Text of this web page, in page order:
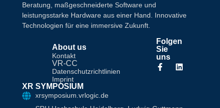
Beratung, maßgeschneiderte Software und
leistungsstarke Hardware aus einer Hand. Innovative
Technologien für eine immersive Zukunft.
About us
Kontakt
VR-CC
Datenschutzrichtlinien
Imprint
Folgen
Sie
uns
XR SYMPOSIUM
xrsymposium.vrlogic.de